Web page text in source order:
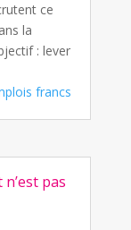
ce
la
: lever
francs
pas